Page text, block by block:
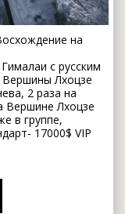
на
c русским
Лхоцзе
2 раза на
Вершине Лхоцзе
в группе,
17000$ VIP